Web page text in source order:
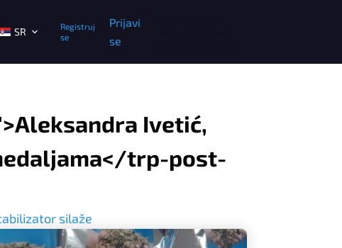
SR
Registruj
se
Prijavi
se
Ivetić,
trp-post-
silaže